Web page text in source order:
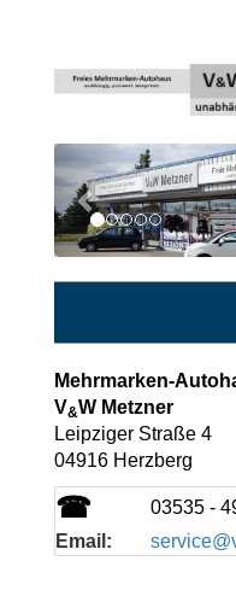
Previous
Mehrmarken-
V&W Metzner
Leipziger Straße 4
04916 Herzberg
☎
03535 -
Email: